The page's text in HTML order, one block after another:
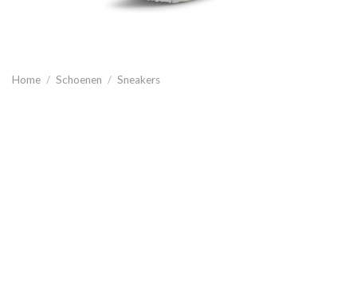
Home / Schoenen / Sneakers